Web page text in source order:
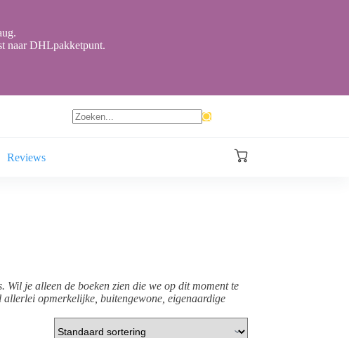
naar DHLpakketpunt.
Reviews Winkelwagen
je alleen de boeken zien die we op dit moment te
opmerkelijke, buitengewone, eigenaardige